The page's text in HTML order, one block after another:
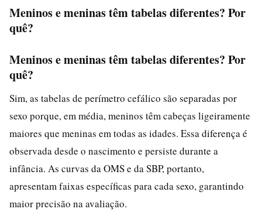
Meninos e meninas têm tabelas diferentes? Por
quê?
Meninos e meninas têm tabelas diferentes? Por
quê?
Sim, as tabelas de perímetro cefálico são separadas por
sexo porque, em média, meninos têm cabeças ligeiramente
maiores que meninas em todas as idades. Essa diferença é
observada desde o nascimento e persiste durante a
infância. As curvas da OMS e da SBP, portanto,
apresentam faixas específicas para cada sexo, garantindo
maior precisão na avaliação.